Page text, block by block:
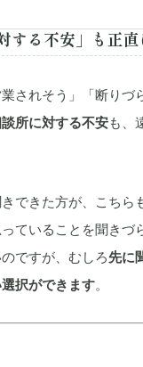
する不安」も正
業されそう」「断りづ
所に対する不安も、
できた方が、こちら
ていることを聞きづ
ですが、むしろ先に
択ができます。